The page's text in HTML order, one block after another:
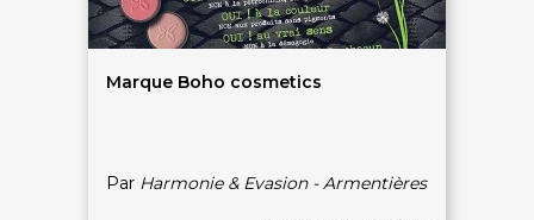
Marque Boho cosmetics
Par Harmonie & Evasion - Armentières